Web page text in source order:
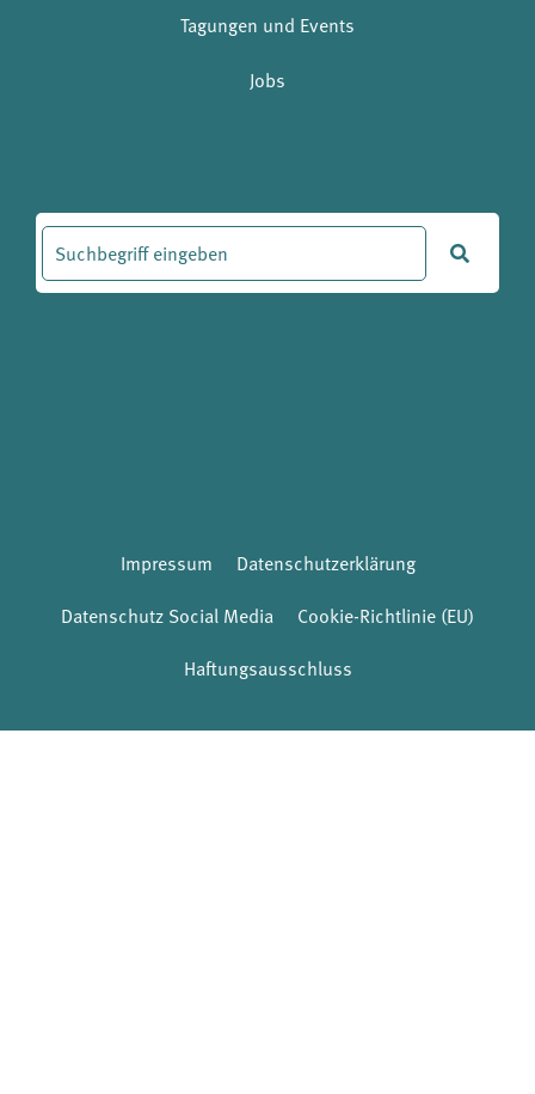
Tagungen und Events
Jobs
Impressum
Datenschutzerklärung
Datenschutz Social Media
Cookie-Richtlinie (EU)
Haftungsausschluss